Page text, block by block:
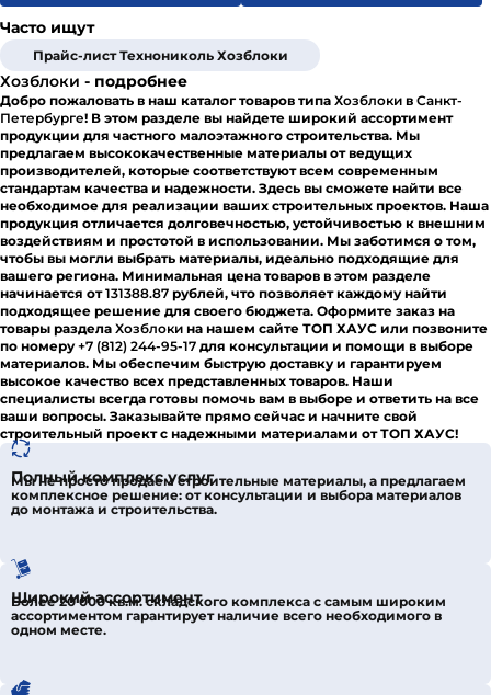
Часто ищут
Прайс-лист Технониколь Хозблоки
Производитель ТехноНиколь
Страна Россия
Категория Хозблоки
Цвет Коричневый
Наличие на складе Доступно для заказа
Хозблоки - подробнее
Добро пожаловать в наш каталог товаров типа Хозблоки в Санкт-
Петербурге! В этом разделе вы найдете широкий ассортимент
продукции для частного малоэтажного строительства. Мы
предлагаем высококачественные материалы от ведущих
производителей, которые соответствуют всем современным
стандартам качества и надежности. Здесь вы сможете найти все
необходимое для реализации ваших строительных проектов. Наша
продукция отличается долговечностью, устойчивостью к внешним
воздействиям и простотой в использовании. Мы заботимся о том,
чтобы вы могли выбрать материалы, идеально подходящие для
вашего региона. Минимальная цена товаров в этом разделе
начинается от131388.87 рублей, что позволяет каждому найти
подходящее решение для своего бюджета. Оформите заказ на
товары раздела Хозблоки на нашем сайте ТОП ХАУС или позвоните
по номеру+7 (812) 244-95-17 для консультации и помощи в выборе
материалов. Мы обеспечим быструю доставку и гарантируем
высокое качество всех представленных товаров. Наши
специалисты всегда готовы помочь вам в выборе и ответить на все
ваши вопросы. Заказывайте прямо сейчас и начните свой
строительный проект с надежными материалами от ТОП ХАУС!
Полный комплекс услуг
Мы не просто продаем строительные материалы, а предлагаем
комплексное решение: от консультации и выбора материалов
до монтажа и строительства.
Широкий ассортимент
Более 20 000 кв.м. складского комплекса с самым широким
ассортиментом гарантирует наличие всего необходимого в
одном месте.